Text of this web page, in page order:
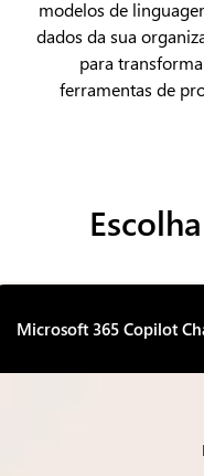
modelos de
dados da sua
para
ferramentas de
Microsoft 365 Copilot